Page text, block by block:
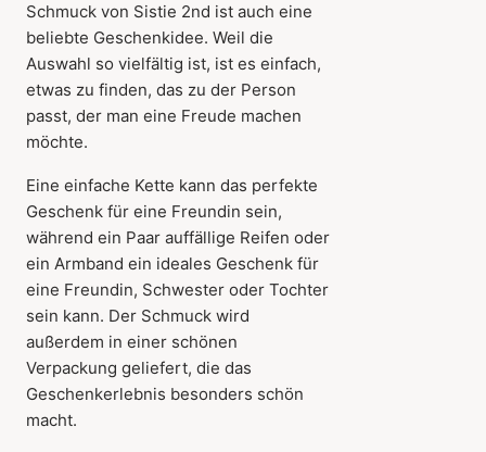
Schmuck von Sistie 2nd ist auch eine
beliebte Geschenkidee. Weil die
Auswahl so vielfältig ist, ist es einfach,
etwas zu finden, das zu der Person
passt, der man eine Freude machen
möchte.
Eine einfache Kette kann das perfekte
Geschenk für eine Freundin sein,
während ein Paar auffällige Reifen oder
ein Armband ein ideales Geschenk für
eine Freundin, Schwester oder Tochter
sein kann. Der Schmuck wird
außerdem in einer schönen
Verpackung geliefert, die das
Geschenkerlebnis besonders schön
macht.